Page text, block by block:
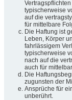
typischerweise
auf die
für mittelbare
Die Haftung ist
Leben, Körper
fahrlässigem
typischerweise
nach auf die
auch für
Die
zugunsten der
Ansprüche für
unberührt.